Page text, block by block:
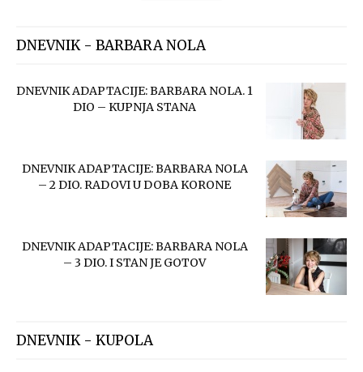
DNEVNIK - BARBARA NOLA
DNEVNIK ADAPTACIJE: BARBARA NOLA. 1
DIO – KUPNJA STANA
DNEVNIK ADAPTACIJE: BARBARA NOLA
– 2 DIO. RADOVI U DOBA KORONE
DNEVNIK ADAPTACIJE: BARBARA NOLA
– 3 DIO. I STAN JE GOTOV
DNEVNIK - KUPOLA